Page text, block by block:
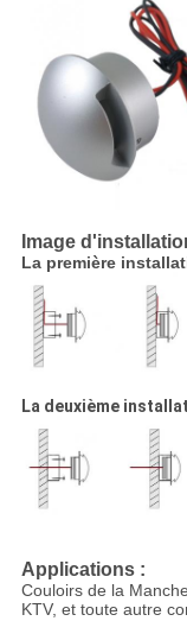
Image
La première
La deuxième
Applications :
Couloirs de la
KTV, et toute autre